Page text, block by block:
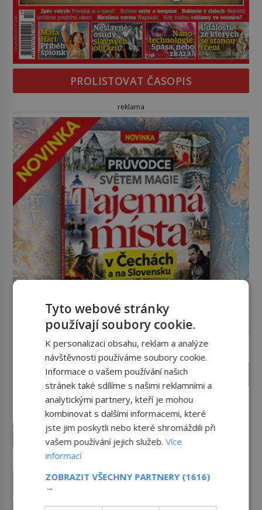
PROLISTOVAT ČASOPIS
reklama
HISTORIE
Kočky padající z věže v Ypres:
Středověký zvyk, který dodnes
budí rozpaky
Na hlavním náměstí belgického
města Ypres se každé tři roky
shromáždí tisíce lidí. Z věže slavné
jásají a snaží se je chytit. Naštěstí
už nejde o živá zvířata, ale jenom o
jinak. Tato veselá podívaná
bachařky z koncentračních
se plahočí z vagónů směrem
Tyto webové stránky
používají soubory cookie.
K personalizaci obsahu, reklam a analýze
návštěvnosti používáme soubory cookie.
Informace o vašem používání našich
stránek také sdílíme s našimi reklamními a
analytickými partnery, kteří je mohou
kombinovat s dalšími informacemi, které
jste jim poskytli nebo které shromáždili při
vašem používání jejich služeb.Více
informací
ZOBRAZIT VŠECHNY PARTNERY (1616)
→